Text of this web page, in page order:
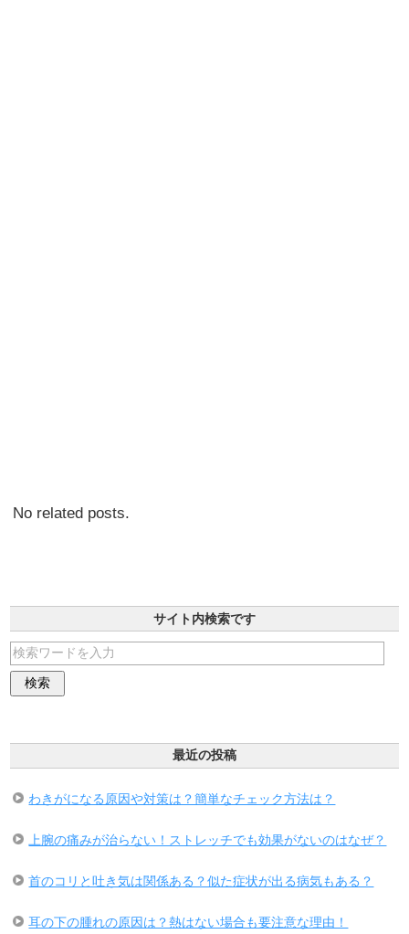
No related posts.
サイト内検索です
最近の投稿
わきがになる原因や対策は？簡単なチェック方法は？
上腕の痛みが治らない！ストレッチでも効果がないのはなぜ？
首のコリと吐き気は関係ある？似た症状が出る病気もある？
耳の下の腫れの原因は？熱はない場合も要注意な理由！